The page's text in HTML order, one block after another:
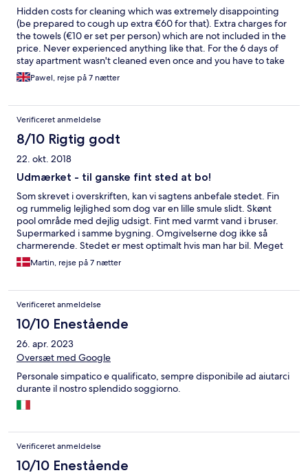
Hidden costs for cleaning which was extremely disappointing
(be prepared to cough up extra €60 for that). Extra charges for
the towels (€10 er set per person) which are not included in the
price. Never experienced anything like that. For the 6 days of
stay apartment wasn't cleaned even once and you have to take
care of your rubbish!!! No sofa in the room you can only seat at
the wonky chair or lay down on your bed. Wi-fi was almost non
day.
Pawel, rejse på 7 nætter
Verificeret anmeldelse
8/10 Rigtig godt
22. okt. 2018
Udmærket - til ganske fint sted at bo!
Som skrevet i overskriften, kan vi sagtens anbefale stedet. Fin
og rummelig lejlighed som dog var en lille smule slidt. Skønt
pool område med dejlig udsigt. Fint med varmt vand i bruser.
Supermarked i samme bygning. Omgivelserne dog ikke så
charmerende. Stedet er mest optimalt hvis man har bil. Meget
venlig og informativt receptions personale.
Martin, rejse på 7 nætter
Verificeret anmeldelse
10/10 Enestående
26. apr. 2023
Oversæt med Google
Personale simpatico e qualificato, sempre disponibile ad aiutarci
durante il nostro splendido soggiorno.
Verificeret anmeldelse
10/10 Enestående